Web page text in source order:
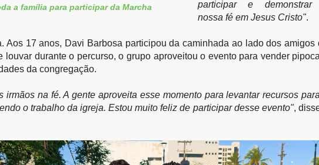
a família para participar da Marcha
participar e
nossa fé em Jesus Cristo".
Aos 17 anos, Davi Barbosa participou da caminhada ao lado dos amigos
louvar durante o percurso, o grupo aproveitou o evento para vender
da congregação.
irmãos na fé. A gente aproveita esse momento para levantar recursos
o trabalho da igreja. Estou muito feliz de participar desse evento",